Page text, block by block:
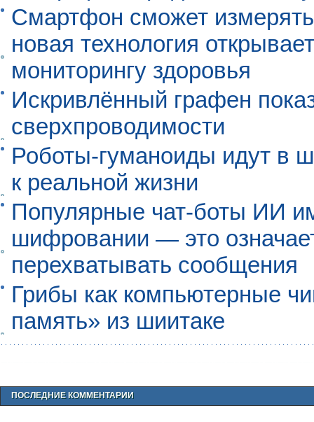
Смартфон сможет
новая технология
мониторингу здоровья
Искривлённый графен
сверхпроводимости
Роботы-гуманоиды идут в
к реальной жизни
Популярные чат-боты ИИ
шифровании — это
перехватывать сообщения
Грибы как компьютерные
память» из шиитаке
ПОСЛЕДНИЕ КОММЕНТАРИИ